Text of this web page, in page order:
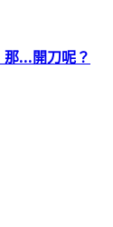
...開刀呢？